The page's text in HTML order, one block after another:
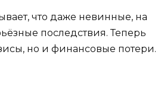
что даже невинные, на
последствия. Теперь
но и финансовые потери.